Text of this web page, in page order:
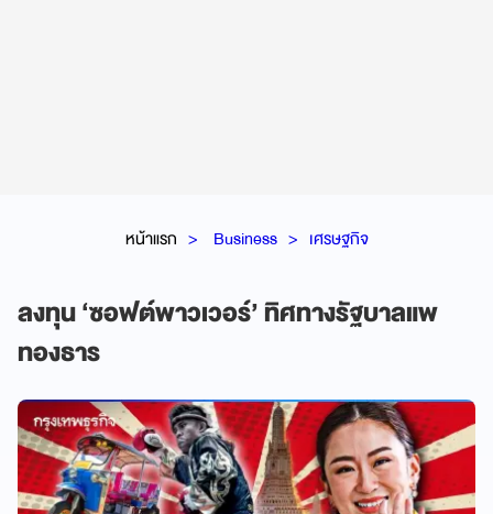
หน้าแรก Business เศรษฐกิจ
ลงทุน ‘ซอฟต์พาวเวอร์’ ทิศทางรัฐบาลแพ
ทองธาร